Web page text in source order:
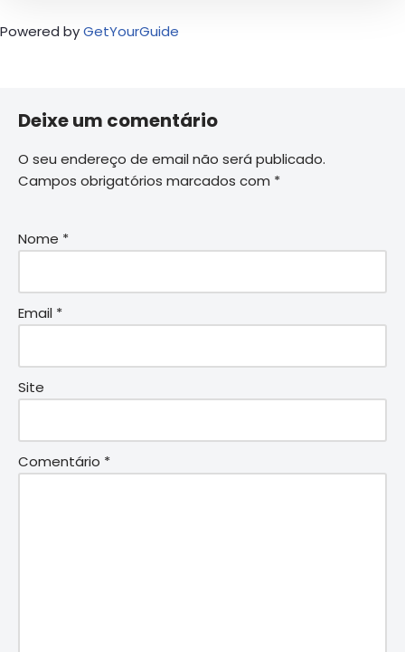
Powered byGetYourGuide
Deixe um comentário
O seu endereço de email não será publicado.
Campos obrigatórios marcados com *
Nome *
Email *
Site
Comentário *